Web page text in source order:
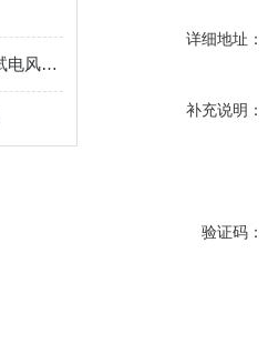
按照GB/T13380的要求测试电风扇的风速及风量
详细地址：
补充说明：
验证码：